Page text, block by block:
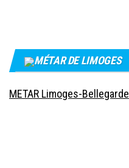
MÉTAR DE LIMOGES
METAR Limoges-Bellegarde